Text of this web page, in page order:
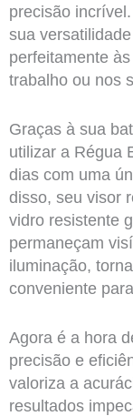
precisão
sua
perfeitamente
trabalho ou nos
Graças à sua
utilizar a Régua
dias com uma
disso, seu visor
vidro resistente
permaneçam
iluminação,
conveniente
Agora é a hora
precisão e
valoriza a
resultados